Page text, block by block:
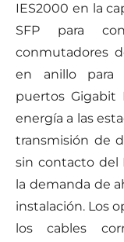
IES2000 en la
SFP para
conmutadores
en anillo para
puertos Gigabit
energía a las
transmisión de
sin contacto del
la demanda de
instalación. Los
los cables